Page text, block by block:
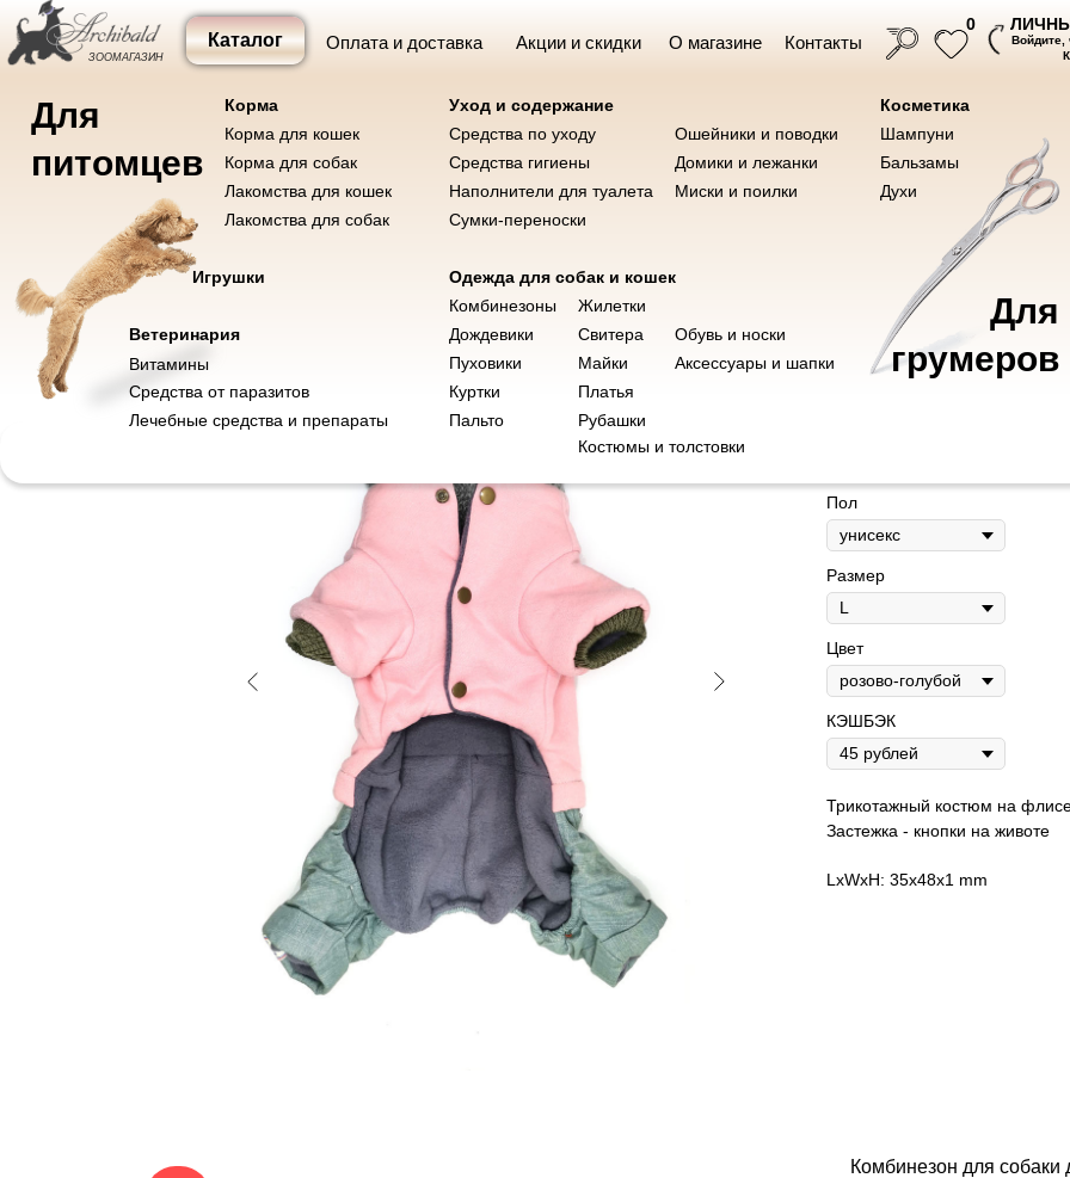
ЗООМАГАЗИН
Каталог О магазине
Оплата и доставка Акции и скидки Контакты
0
Войдите,
Корма и лакомства Уход и содержание Игрушки Косметика Ножницы для груминга
Одежда для собак и кошек
Комбинезоны
Пуховики
Дождевики
Куртки
Пальто
Платья
Костюмы и толстовки
Свитера
Майки
Игрушки
Ошейники и поводки
Домики и лежанки
Сумки-переноски
Косметика
Аксессуары и шапки
Рубашки
Для
питомцев
Для
грумеров
Обувь и носки
Жилетки
Миски и поилки
Корма
Корма для кошек
Корма для собак
Лакомства для кошек
Лакомства для собак
Уход и содержание
Наполнители для туалета
Средства по уходу
Средства гигиены
Шампуни
Духи
Бальзамы
Ветеринария
Витамины
Лечебные средства и препараты
Средства от паразитов
Корма для собак
Корма для кошек
Лакомства для собак
Комбинезон для
капюшоном
Пол
Размер
Цвет
КЭШБЭК
Трикотажный костюм на
Застежка - кнопки на животе
LxWxH: 35x48x1 mm
Комбинезон для